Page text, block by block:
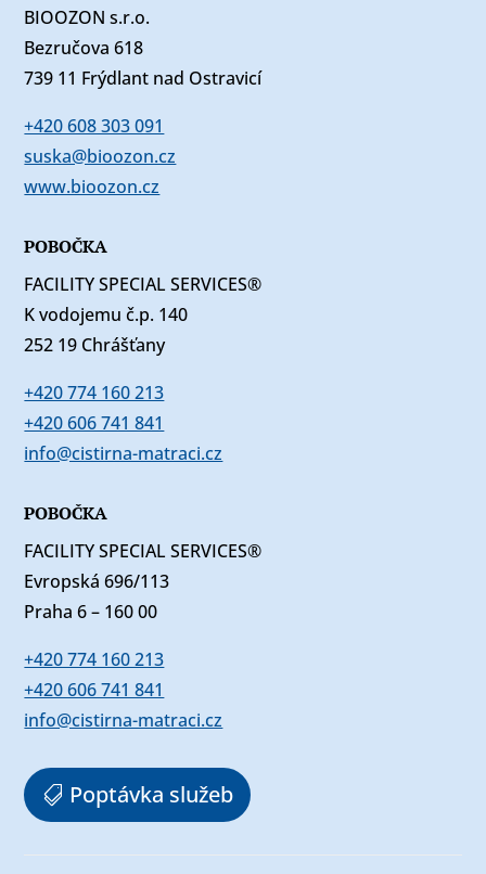
BIOOZON s.r.o.
Bezručova 618
739 11 Frýdlant nad Ostravicí
+420 608 303 091
suska@bioozon.cz
www.bioozon.cz
POBOČKA
FACILITY SPECIAL SERVICES®
K vodojemu č.p. 140
252 19 Chrášťany
+420 774 160 213
+420 606 741 841
info@cistirna-matraci.cz
POBOČKA
FACILITY SPECIAL SERVICES®
Evropská 696/113
Praha 6 – 160 00
+420 774 160 213
+420 606 741 841
info@cistirna-matraci.cz
Poptávka služeb